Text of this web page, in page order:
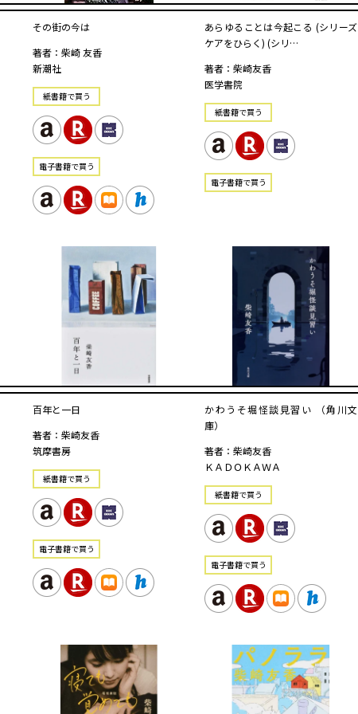
その街の今は
著者：柴崎 友香
新潮社
紙書籍で買う
電⼦書籍で買う
あらゆることは今起こる (シリーズ
ケアをひらく) (シリ…
著者：柴崎友香
医学書院
紙書籍で買う
電⼦書籍で買う
百年と一日
著者：柴崎友香
筑摩書房
紙書籍で買う
電⼦書籍で買う
かわうそ堀怪談見習い （角川文
庫）
著者：柴崎友香
ＫＡＤＯＫＡＷＡ
紙書籍で買う
電⼦書籍で買う